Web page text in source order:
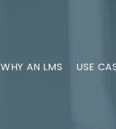
WHY AN LMS USE